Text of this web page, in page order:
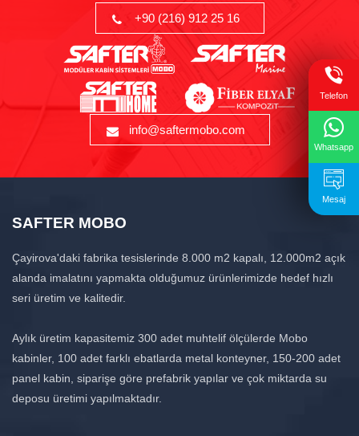
+90 (216) 912 25 16
info@saftermobo.com
SAFTER MOBO
Çayirova'daki fabrika tesislerinde 8.000 m2 kapalı, 12.000m2 açık
alanda imalatını yapmakta olduğumuz ürünlerimizde hedef hızlı
seri üretim ve kalitedir.
Aylık üretim kapasitemiz 300 adet muhtelif ölçülerde Mobo
kabinler, 100 adet farklı ebatlarda metal konteyner, 150-200 adet
panel kabin, siparişe göre prefabrik yapılar ve çok miktarda su
deposu üretimi yapılmaktadır.
Telefon
Whatsapp
Mesaj